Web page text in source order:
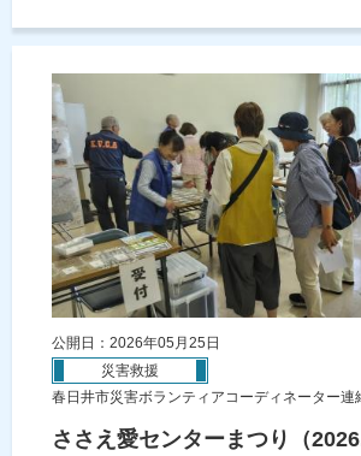
公開日：2026年05月25日
災害救援
春日井市災害ボランティアコーディネーター連
ささえ愛センターまつり（